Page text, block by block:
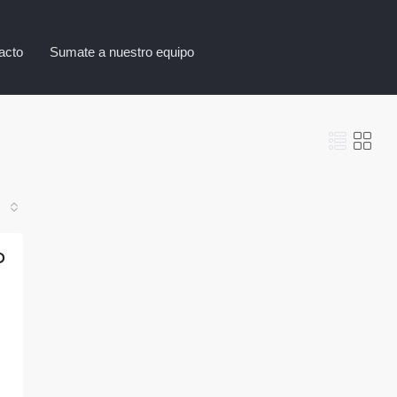
Sumate a nuestro equipo